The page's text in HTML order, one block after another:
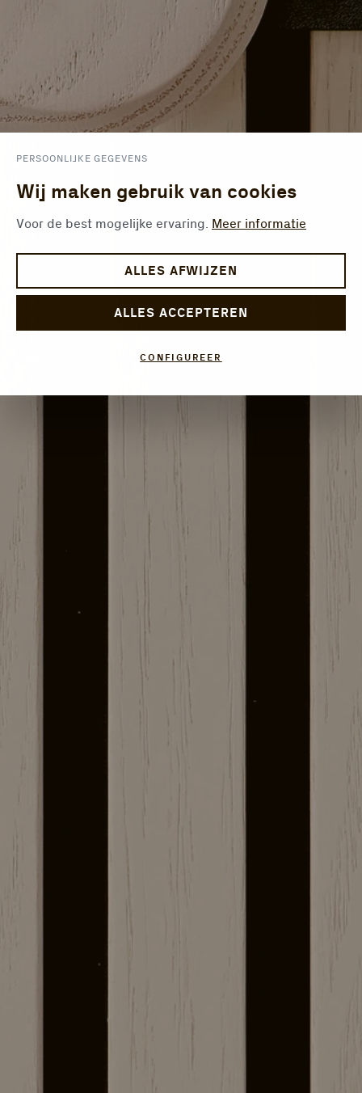
PERSOONLIJKE GEGEVENS
Wij maken gebruik van cookies
Voor de best mogelijke ervaring. Meer informatie
ALLES AFWIJZEN
ALLES ACCEPTEREN
CONFIGUREER